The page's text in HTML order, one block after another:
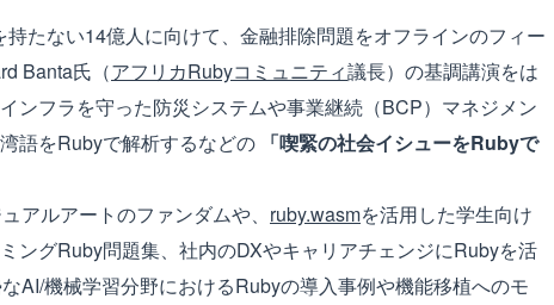
たない14億人に向けて、金融排除問題をオフラインのフィー
Banta氏（アフリカRubyコミュニティ議長）の基調講演をは
ンフラを守った防災システムや事業継続（BCP）マネジメン
語をRubyで解析するなどの 「喫緊の社会イシューをRubyで
アルアートのファンダムや、 ruby.wasmを活用した学生向け
ングRuby問題集、社内のDXやキャリアチェンジにRubyを活
AI/機械学習分野におけるRubyの導入事例や機能移植へのモ